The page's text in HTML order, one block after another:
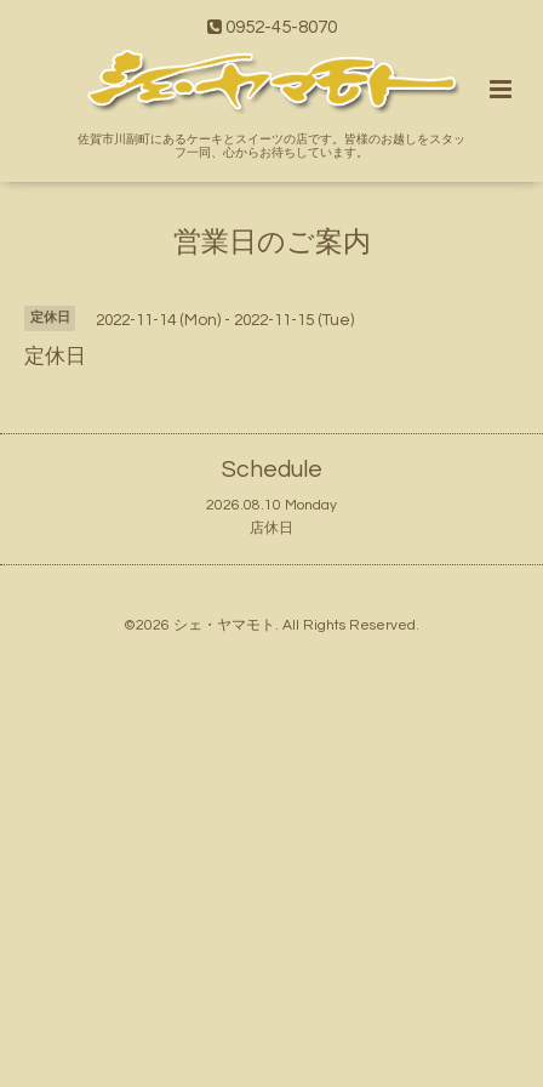
0952-45-8070
佐賀市川副町にあるケーキとスイーツの店です。皆様のお越しをスタッ
フ一同、心からお待ちしています。
営業日のご案内
定休日 2022-11-14 (Mon) - 2022-11-15 (Tue)
定休日
Schedule
2026.08.10 Monday
店休日
©2026 シェ・ヤマモト . All Rights Reserved.